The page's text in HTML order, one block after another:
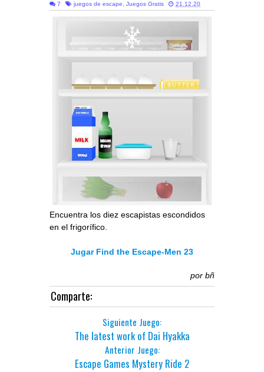
7 juegos de escape, Juegos Gratis 21.12.20
Encuentra los diez escapistas escondidos
en el frigorífico.
Jugar Find the Escape-Men 23
por bñ
Comparte:
Siguiente Juego:
The latest work of Dai Hyakka
Anterior Juego:
Escape Games Mystery Ride 2